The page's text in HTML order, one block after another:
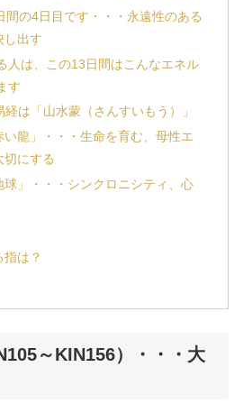
の4日目です・・・永遠性のある
し出す
人は、この13日間はこんなエネル
す
は「山水蒙（さんすいもう）」
龍」・・・生命を育む、母性エ
切にする
」・・・シンクロニシティ、心
は？
～KIN156）・・・大